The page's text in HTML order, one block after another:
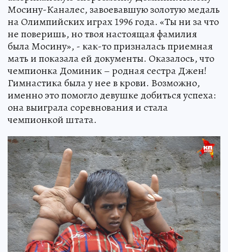
Мосину-Каналес, завоевавшую золотую медаль
на Олимпийских играх 1996 года. «Ты ни за что
не поверишь, но твоя настоящая фамилия
была Мосину», - как-то призналась приемная
мать и показала ей документы. Оказалось, что
чемпионка Доминик – родная сестра Джен!
Гимнастика была у нее в крови. Возможно,
именно это помогло девушке добиться успеха:
она выиграла соревнования и стала
чемпионкой штата.